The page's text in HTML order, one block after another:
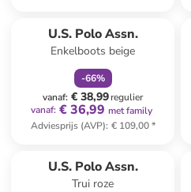
U.S. Polo Assn.
Enkelboots beige
-66%
vanaf: € 38,99regulier
vanaf: € 36,99 met family
Adviesprijs (AVP): € 109,00*
U.S. Polo Assn.
Trui roze